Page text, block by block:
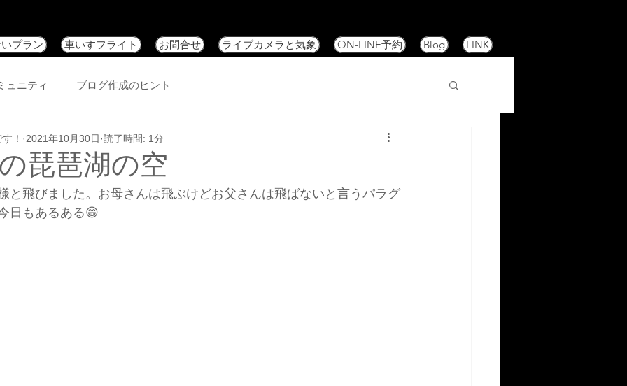
プラン 車いすフライト お問合せ ライブカメラと気象 ON-LINE予約 Blog LINK
ュニティ ブログ作成のヒント
琵琶湖の空
！ 2021年10月30日 読了時間: 1分
と飛びました。お母さんは飛ぶけどお父さんは飛ばないと言うパラグ
日もあるある😁